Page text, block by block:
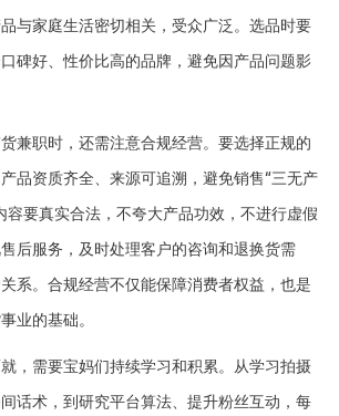
与家庭生活密切相关，受众广泛。选品时要
碑好、性价比高的品牌，避免因产品问题影
兼职时，还需注意合规经营。要选择正规的
品资质齐全、来源可追溯，避免销售“三无产
容要真实合法，不夸大产品功效，不进行虚假
后服务，及时处理客户的咨询和退换货需
系。合规经营不仅能保障消费者权益，也是
业的基础。
，需要宝妈们持续学习和积累。从学习拍摄
话术，到研究平台算法、提升粉丝互动，每